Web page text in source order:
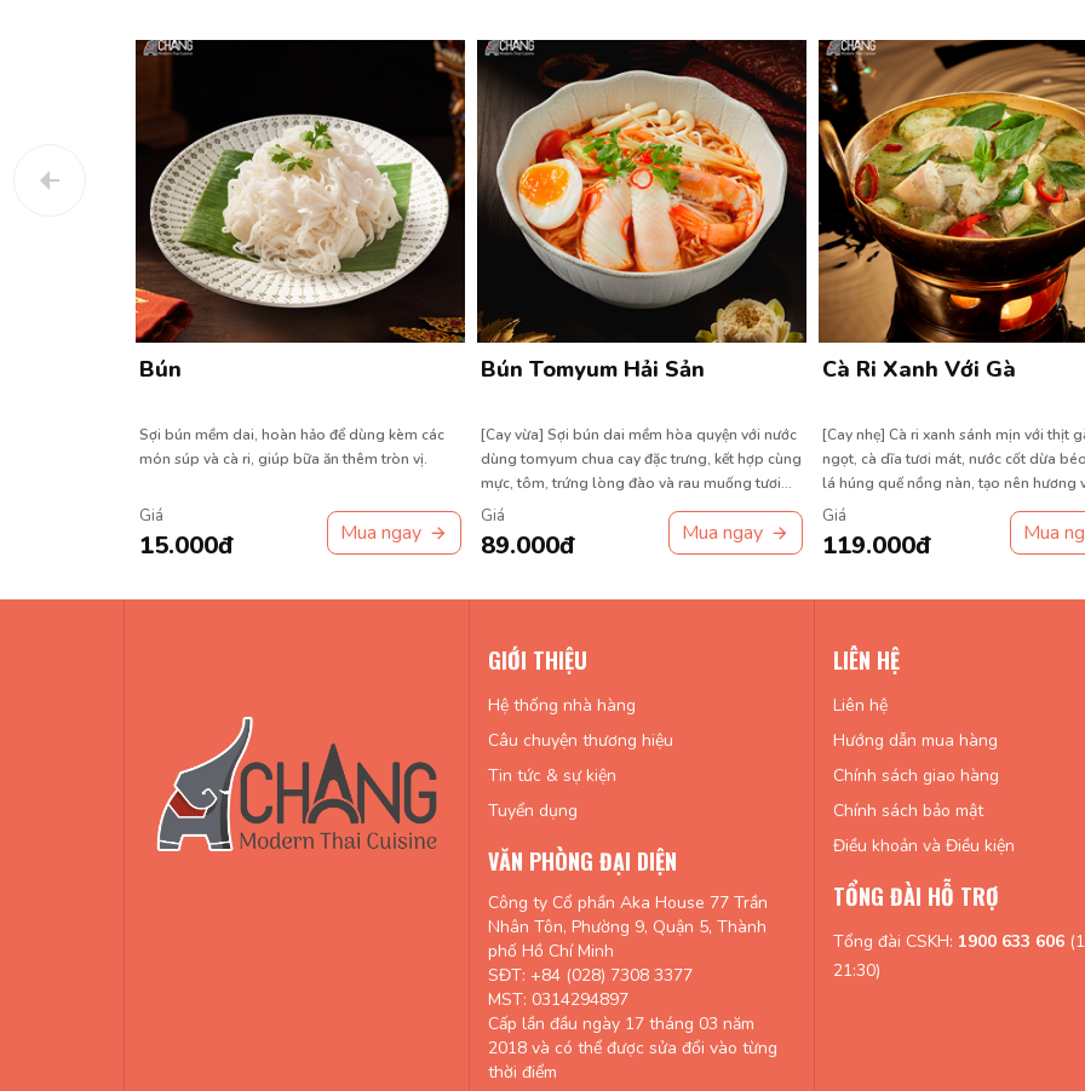
Bún
Sợi bún mềm dai, hoàn hảo để dùng kèm các
món súp và cà ri, giúp bữa ăn thêm tròn vị.
Giá
15.000đ Mua ngay
Bún Tomyum Hải Sản
[Cay vừa] Sợi bún dai mềm hòa quyện với nước
dùng tomyum chua cay đặc trưng, kết hợp cùng
mực, tôm, trứng lòng đào và rau muống tươi
giòn.
Giá
89.000đ Mua ngay
Cà Ri Xanh Với Gà
[Cay nhẹ] Cà ri xanh sánh mịn với thịt
ngọt, cà dĩa tươi mát, nước cốt dừa
lá húng quế nồng nàn, tạo nên hương
tế đầy quyến rũ.
Giá
119.000đ Mua
GIỚI THIỆU
Hệ thống nhà hàng
Câu chuyện thương hiệu
Tin tức & sự kiện
Tuyển dụng
VĂN PHÒNG ĐẠI DIỆN
Công ty Cổ phần Aka House 77 Trần
Nhân Tôn, Phường 9, Quận 5, Thành
phố Hồ Chí Minh
SĐT: +84 (028) 7308 3377
MST: 0314294897
Cấp lần đầu ngày 17 tháng 03 năm
2018 và có thể được sửa đổi vào từng
thời điểm
LIÊN HỆ
Liên hệ
Hướng dẫn mua hàng
Chính sách giao hàng
Chính sách bảo mật
Điều khoản và Điều kiện
TỔNG ĐÀI HỖ TRỢ
Tổng đài CSKH: 1900 633 606
21:30)